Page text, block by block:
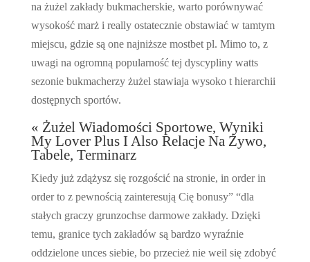
na żużel zakłady bukmacherskie, warto porównywać
wysokość marż i really ostatecznie obstawiać w tamtym
miejscu, gdzie są one najniższe mostbet pl. Mimo to, z
uwagi na ogromną popularność tej dyscypliny watts
sezonie bukmacherzy żużel stawiaja wysoko t hierarchii
dostępnych sportów.
« Żużel Wiadomości Sportowe, Wyniki
My Lover Plus I Also Relacje Na Żywo,
Tabele, Terminarz
Kiedy już zdążysz się rozgościć na stronie, in order in
order to z pewnością zainteresują Cię bonusy” “dla
stałych graczy grunzochse darmowe zakłady. Dzięki
temu, granice tych zakładów są bardzo wyraźnie
oddzielone unces siebie, bo przecież nie weil się zdobyć